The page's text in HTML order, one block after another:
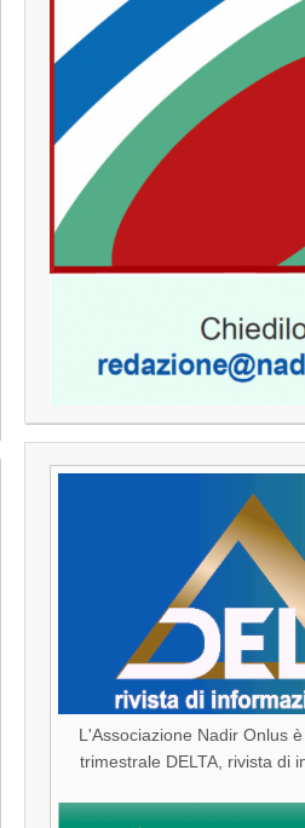
L'Associazione Nadir Onlus
trimestrale DELTA, rivista di